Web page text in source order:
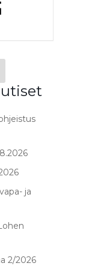
ja
2/2026